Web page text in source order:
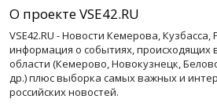
О проекте VSE42.RU
VSE42.RU - Новости Кемерова, Кузбасса,
информация о событиях, происходящих
области (Кемерово, Новокузнецк,
др.) плюс выборка самых важных и
российских новостей.